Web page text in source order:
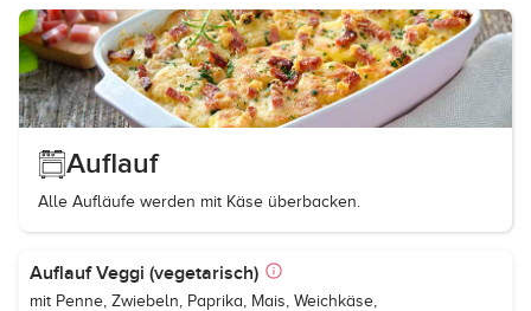
Auflauf
Alle Aufläufe werden mit Käse überbacken.
Auflauf Veggi (vegetarisch)
mit Penne, Zwiebeln, Paprika, Mais, Weichkäse,